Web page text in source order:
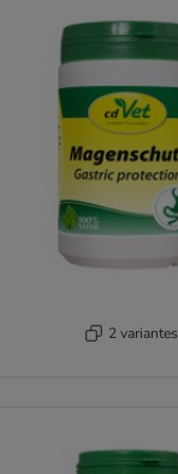
2 variantes